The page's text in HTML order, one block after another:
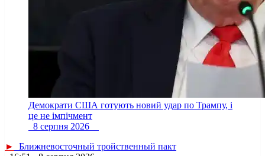
Демократи США готують новий удар по Трампу, і
це не імпічмент
8 серпня 2026
►
Ближневосточный тройственный пакт